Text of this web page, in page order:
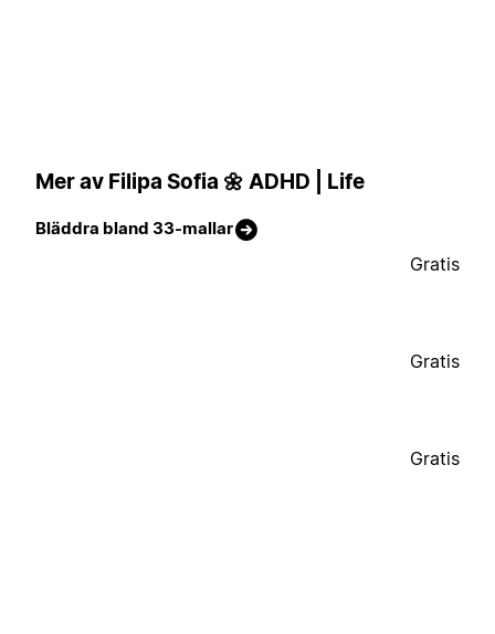
Mer av Filipa Sofia 🌼 ADHD | Life
Bläddra bland 33-mallar
Gratis
Gratis
Gratis